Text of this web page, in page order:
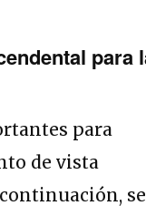
para
para
de vista
se